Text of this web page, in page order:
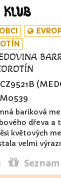
CZ9521B
M0539
bariková
dřeva a
květových
velmi